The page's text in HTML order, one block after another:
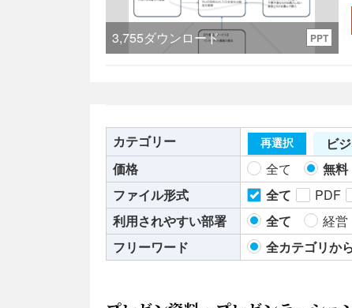
3,755ダウンロード PPT
カテゴリー 再選択
ビ
価格
全て 無料
ファイル形式
全て PDF
利用されやすい部署
全て 経営
フリーワード
全カテゴリか